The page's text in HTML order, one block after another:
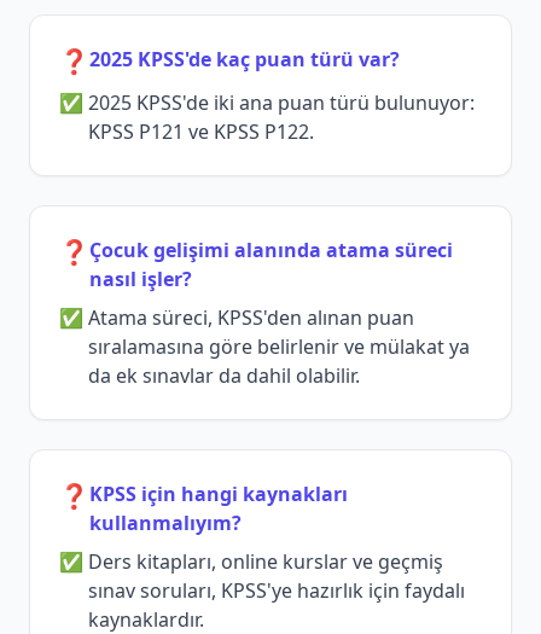
❓ 2025 KPSS'de kaç puan türü var?
2025 KPSS'de iki ana puan türü bulunuyor:
KPSS P121 ve KPSS P122.
❓ Çocuk gelişimi alanında atama süreci
nasıl işler?
Atama süreci, KPSS'den alınan puan
sıralamasına göre belirlenir ve mülakat ya
da ek sınavlar da dahil olabilir.
❓ KPSS için hangi kaynakları
kullanmalıyım?
Ders kitapları, online kurslar ve geçmiş
sınav soruları, KPSS'ye hazırlık için faydalı
kaynaklardır.